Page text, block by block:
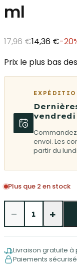
ml
17,96 €14,36 €-20
Prix le plus bas
envoi. Les
partir du
Plus que 2 en stock
− 1 +
Livraison gratuite à
Paiements